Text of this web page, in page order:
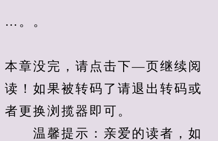
…。。
本章没完，请点击下—页继续阅
读！如果被转码了请退出转码或
者更换浏揽器即可。
温馨提示：亲爱的读者，如